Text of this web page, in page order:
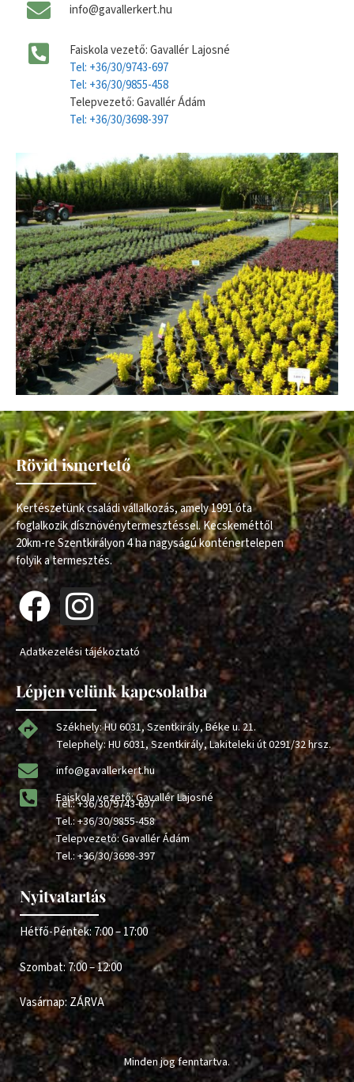
info@gavallerkert.hu
Faiskola vezető: Gavallér Lajosné
Tel: +36/30/9743-697
Tel: +36/30/9855-458
Telepvezető: Gavallér Ádám
Tel: +36/30/3698-397
Rövid ismertető
Kertészetünk családi vállalkozás, amely 1991 óta
foglalkozik dísznövénytermesztéssel. Kecskeméttől
20km-re Szentkirályon 4 ha nagyságú konténertelepen
folyik a termesztés.
Adatkezelési tájékoztató
Lépjen velünk kapcsolatba
Székhely: HU 6031, Szentkirály, Béke u. 21.
Telephely: HU 6031, Szentkirály, Lakiteleki út 0291/32 hrsz.
info@gavallerkert.hu
Faiskola vezető: Gavallér Lajosné
Tel.:+36/30/9743-697
Tel.:+36/30/9855-458
Telepvezető: Gavallér Ádám
Tel.:+36/30/3698-397
Nyitvatartás
Hétfő-Péntek: 7:00 – 17:00
Szombat: 7:00 – 12:00
Vasárnap: ZÁRVA
Minden jog fenntartva.